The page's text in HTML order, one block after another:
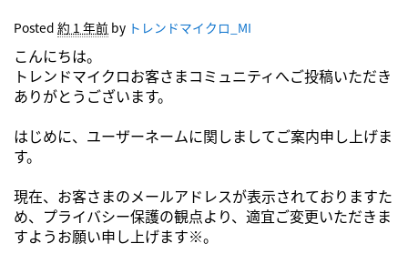
Posted 約 1 年前 by トレンドマイクロ_MI
こんにちは。
トレンドマイクロお客さまコミュニティへご投稿いただき
ありがとうございます。
はじめに、ユーザーネームに関しましてご案内申し上げま
す。
現在、お客さまのメールアドレスが表示されておりますた
め、プライバシー保護の観点より、適宜ご変更いただきま
すようお願い申し上げます※。